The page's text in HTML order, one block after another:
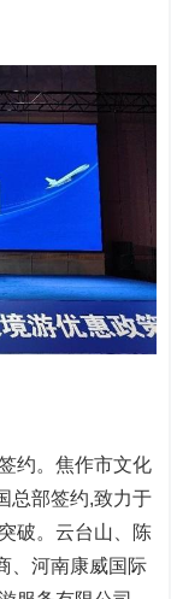
约。焦作市文化
总部签约,致力于
破。云台山、陈
、河南康威国际